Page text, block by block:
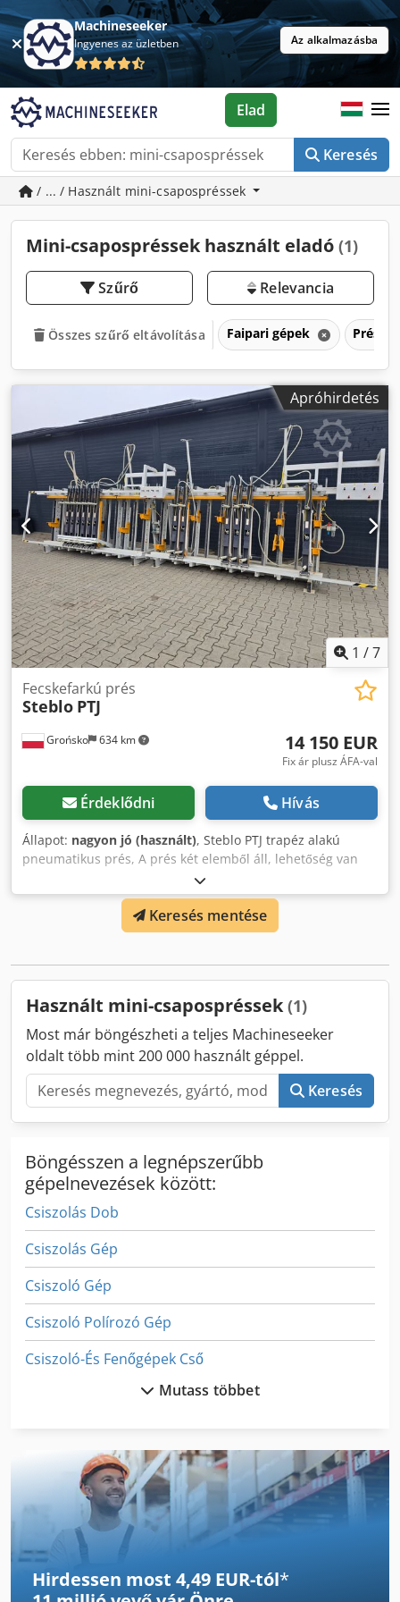
Machineseeker
Ingyenes az üzletben Az alkalmazásba
Keresés
Elad
/ ... / Használt mini-csapospréssek
Mini-csapospréssek használt eladó (1)
Szűrő Relevancia
Összes szűrő eltávolítása Faipari gépek
Apróhirdetés
1 /7
Grońsko 634 km
Fecskefarkú prés
Steblo PTJ
14 150 EUR
Fix ár plusz ÁFA-val
Érdeklődni Hívás
Állapot: nagyon jó (használt), Steblo PTJ trapéz alakú
pneumatikus prés, A prés két elemből áll, lehetőség van
egy 3000 mm széles rész megvásárlására is. Credpfxex
Ihuro Angjf Magasság: 900 mm, Szélesség: 6000 mm,
Maximális vastagság: 110 mm, 8 nyomó munkahenger, 12
kiegyenlítő prés, Tömeg: 1560 kg, Nagyon jó állapotban,
Keresés mentése
Használt mini-csapospréssek (1)
Most már böngészheti a teljes Machineseeker
oldalt több mint 200 000 használt géppel.
Keresés
Böngésszen a legnépszerűbb
gépelnevezések között:
Csiszolás Dob
Csiszolás Gép
Csiszoló Gép
Csiszoló Polírozó Gép
Csiszoló-És Fenőgépek Cső
Cső Egyengető Gép
Csőhajlító Gép
Die Sajtó Kovácsolás
Ex Sajtóközpont
Fa Csiszoló
Mutass többet
Hirdessen most 4,49 EUR-tól*